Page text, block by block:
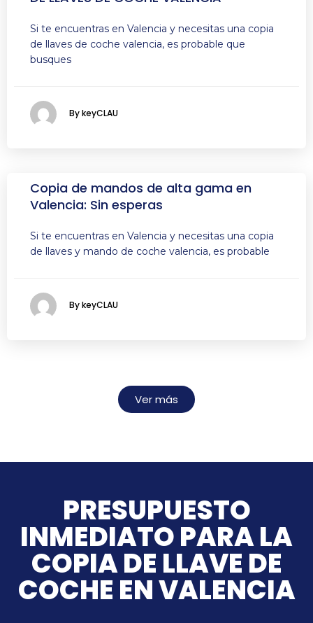
Si te encuentras en Valencia y necesitas una copia
de llaves de coche valencia, es probable que
busques
By keyCLAU
Copia de mandos de alta gama en
Valencia: Sin esperas
Si te encuentras en Valencia y necesitas una copia
de llaves y mando de coche valencia, es probable
By keyCLAU
Ver más
PRESUPUESTO
INMEDIATO PARA LA
COPIA DE LLAVE DE
COCHE EN VALENCIA